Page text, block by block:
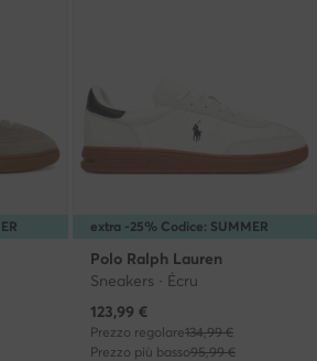
extra -25% Codice: SUMMER
Polo Ralph Lauren
Sneakers · Écru
Prezzo attuale
123,99 €
Prezzo regolare134,99 €
Prezzo più basso95,99 €